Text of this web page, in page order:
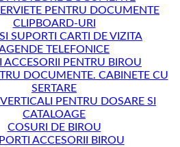
PENTRU DOCUMENTE
CLIPBOARD-URI
SUPORTI CARTI DE VIZITA
TELEFONICE
ACCESORII PENTRU BIROU
DOCUMENTE. CABINETE CU
SERTARE
PENTRU DOSARE SI
CATALOAGE
COSURI DE BIROU
ACCESORII BIROU